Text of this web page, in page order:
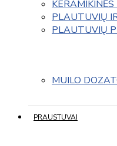
PLAUTUVIŲ
PLAUTUVIŲ
MUILO
PRAUSTUVAI